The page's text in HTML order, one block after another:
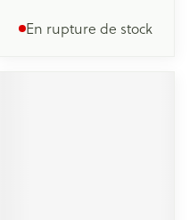
En rupture de stock